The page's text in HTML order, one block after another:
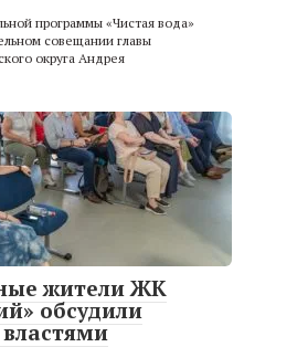
программы «Чистая вода»
совещании главы
округа Андрея
жители ЖК
обсудили